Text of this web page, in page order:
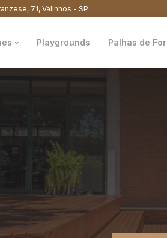
71, Valinhos - SP
Playgrounds Palhas de